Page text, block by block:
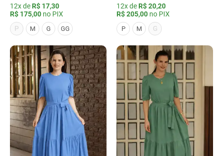
12x de R$ 17,30
R$ 175,00 no PIX
P
M G GG
12x de R$ 20,20
R$ 205,00 no PIX
P M G